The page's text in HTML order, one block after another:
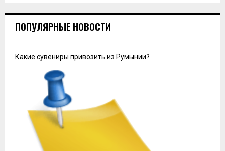
Обмен крипты, хоть и технически простой процесс,
может обернуться проблемами. Особенно, если
выбрать не самый надежный ресурс для работы.
Лучше использовать рейтинг обменников криптовалют